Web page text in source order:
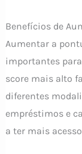
Benefícios de
Aumentar a
importantes
score mais alto
diferentes
empréstimos e
a ter mais